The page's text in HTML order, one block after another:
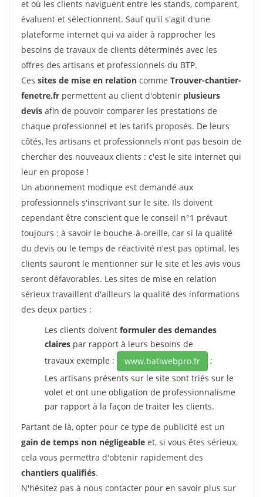
et où les clients naviguent entre les stands, comparent,
évaluent et sélectionnent. Sauf qu'il s'agit d'une
plateforme internet qui va aider à rapprocher les
besoins de travaux de clients déterminés avec les
offres des artisans et professionnels du BTP.
Ces sites de mise en relation comme Trouver-chantier-
fenetre.fr permettent au client d'obtenir plusieurs
devis afin de pouvoir comparer les prestations de
chaque professionnel et les tarifs proposés. De leurs
côtés, les artisans et professionnels n'ont pas besoin de
chercher des nouveaux clients : c'est le site internet qui
leur en propose !
Un abonnement modique est demandé aux
professionnels s'inscrivant sur le site. Ils doivent
cependant être conscient que le conseil n°1 prévaut
toujours : à savoir le bouche-à-oreille, car si la qualité
du devis ou le temps de réactivité n'est pas optimal, les
clients sauront le mentionner sur le site et les avis vous
seront défavorables. Les sites de mise en relation
sérieux travaillent d'ailleurs la qualité des informations
des deux parties :
Les clients doivent formuler des demandes
claires par rapport à leurs besoins de
travaux exemple :
www.batiwebpro.fr
;
Les artisans présents sur le site sont triés sur le
volet et ont une obligation de professionnalisme
par rapport à la façon de traiter les clients.
Partant de là, opter pour ce type de publicité est un
gain de temps non négligeable et, si vous êtes sérieux,
cela vous permettra d'obtenir rapidement des
chantiers qualifiés.
N'hésitez pas à nous contacter pour en savoir plus sur